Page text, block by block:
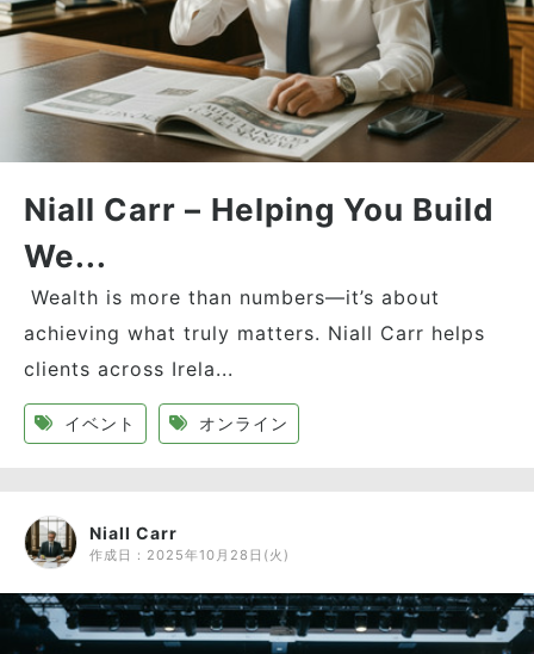
Niall Carr – Helping You Build
We...
Wealth is more than numbers—it’s about
achieving what truly matters. Niall Carr helps
clients across Irela...
イベント オンライン
Niall Carr
作成日： 2025年10月28日(火)